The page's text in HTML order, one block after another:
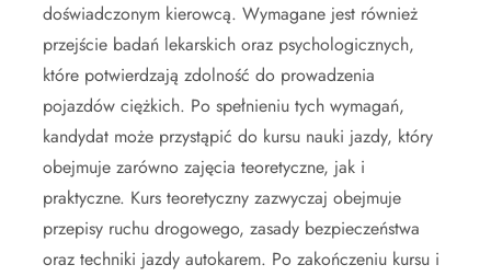
doświadczonym kierowcą. Wymagane jest również
przejście badań lekarskich oraz psychologicznych,
które potwierdzają zdolność do prowadzenia
pojazdów ciężkich. Po spełnieniu tych wymagań,
kandydat może przystąpić do kursu nauki jazdy, który
obejmuje zarówno zajęcia teoretyczne, jak i
praktyczne. Kurs teoretyczny zazwyczaj obejmuje
przepisy ruchu drogowego, zasady bezpieczeństwa
oraz techniki jazdy autokarem. Po zakończeniu kursu i